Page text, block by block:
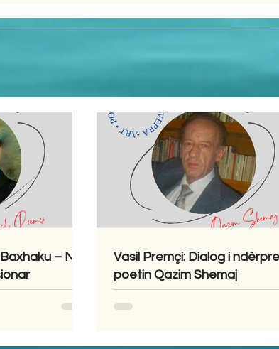
– Një
Vasil Premçi: Dialog i
poetin Qazim Shemaj